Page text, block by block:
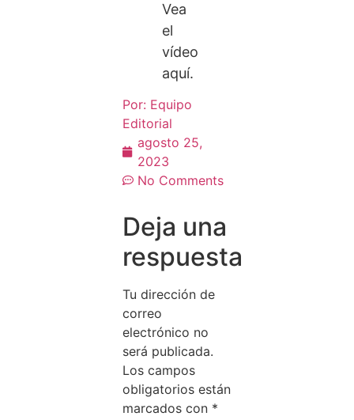
Vea
el
vídeo
aquí.
Por: Equipo
Editorial
agosto 25,
2023
No Comments
Deja una
respuesta
Tu dirección de
correo
electrónico no
será publicada.
Los campos
obligatorios están
marcados con *